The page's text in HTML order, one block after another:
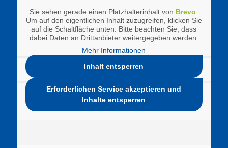
Sie sehen gerade einen Platzhalterinhalt von Brevo
Um auf den eigentlichen Inhalt zuzugreifen, klicken Sie
auf die Schaltfläche unten. Bitte beachten Sie, dass
dabei Daten an Drittanbieter weitergegeben werden.
Mehr Informationen
Inhalt entsperren
Erforderlichen Service akzeptieren und
Inhalte entsperren